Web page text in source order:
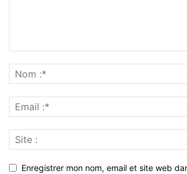
Enregistrer mon nom, email et site web